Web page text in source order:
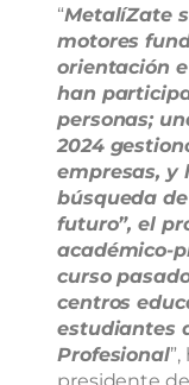
“MetalíZate
motores
orientación
han
personas;
2024
empresas, y
búsqueda
futuro”, el
académico-
curso
centros
estudiantes
Profesional
presidente de